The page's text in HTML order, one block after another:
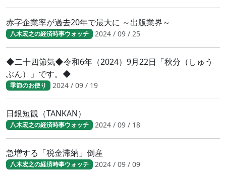
赤字企業率が過去20年で最大に ～出版業界～
八木宏之の経済時事ウォッチ 2024 / 09 / 25
◆二十四節気◆令和6年（2024）9月22日「秋分（しゅう
ぶん）」です。◆
季節のお便り 2024 / 09 / 19
日銀短観（TANKAN）
八木宏之の経済時事ウォッチ 2024 / 09 / 18
急増する「税金滞納」倒産
八木宏之の経済時事ウォッチ 2024 / 09 / 09